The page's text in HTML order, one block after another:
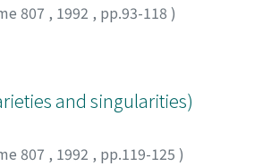
807 , 1992 , pp.93-118 )
and singularities)
807 , 1992 , pp.119-125 )